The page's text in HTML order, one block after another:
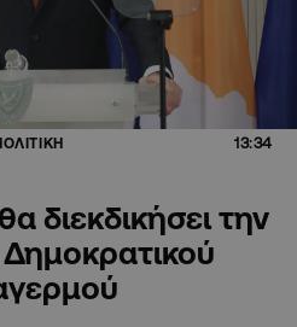
13:34
διεκδικήσει την